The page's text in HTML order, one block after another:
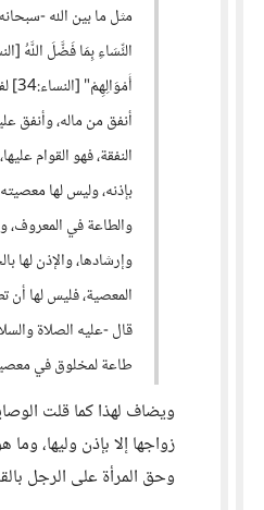
مثل ما بين الله -
أنفق من ماله، وأنفق
النفقة، فهو القوام
بإذنه، وليس لها معصيته
والطاعة في المعروف،
وإرشادها، والإذن لها
المعصية، فليس لها أن
قال -عليه الصلاة
طاعة لمخلوق في
ويضاف لهذا كما قلت
زواجها إلا بإذن وليها،
وحق المرأة على الرجل